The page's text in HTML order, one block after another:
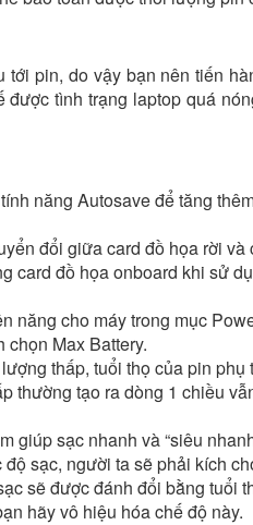
pin, do vậy bạn nên tiến
tình trạng laptop quá
năng Autosave để tăng
đổi giữa card đồ họa rời và
card đồ họa onboard khi sử
năng cho máy trong mục
Max Battery.
thấp, tuổi thọ của pin phụ
thường tạo ra dòng 1 chiều
giúp sạc nhanh và “siêu
sạc, người ta sẽ phải kích
sẽ được đánh đổi bằng tuổi
hãy vô hiệu hóa chế độ này.